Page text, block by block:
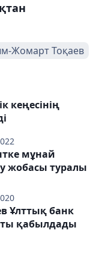
Жомарт Тоқаев
кеңесінің
мұнай
жобасы туралы
Ұлттық банк
қабылдады